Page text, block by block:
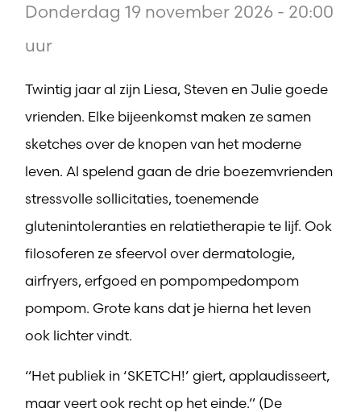
Donderdag 19 november 2026 - 20:00
uur
Twintig jaar al zijn Liesa, Steven en Julie goede
vrienden. Elke bijeenkomst maken ze samen
sketches over de knopen van het moderne
leven. Al spelend gaan de drie boezemvrienden
stressvolle sollicitaties, toenemende
glutenintoleranties en relatietherapie te lijf. Ook
filosoferen ze sfeervol over dermatologie,
airfryers, erfgoed en pompompedompom
pompom. Grote kans dat je hierna het leven
ook lichter vindt.
“Het publiek in ‘SKETCH!’ giert, applaudisseert,
maar veert ook recht op het einde.” (De